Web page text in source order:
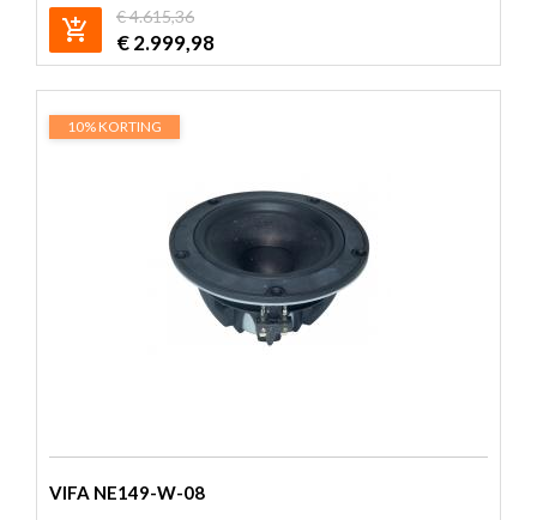
€4.615,36
€2.999,98
VIFA NE149-W-08
10% KORTING